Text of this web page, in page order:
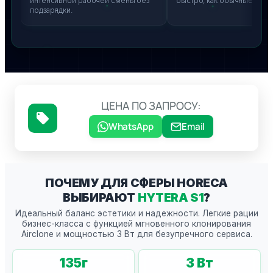
подзарядки.
ЦЕНА ПО ЗАПРОСУ:
WhatsApp Email
ПОЧЕМУ ДЛЯ СФЕРЫ HORECA
ВЫБИРАЮТ HYTERA S1?
Идеальный баланс эстетики и надежности. Легкие рации
бизнес-класса с функцией мгновенного клонирования
Airclone и мощностью 3 Вт для безупречного сервиса.
135г 3 Вт